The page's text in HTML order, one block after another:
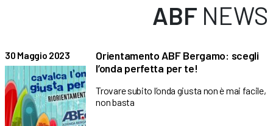
ABF NEWS
30 Maggio 2023
Orientamento ABF Bergamo: scegli
l’onda perfetta per te!
Trovare subito l’onda giusta non è mai facile,
non basta